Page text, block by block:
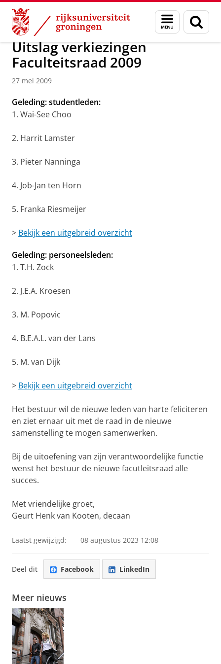
Skip
Content
Skip
Navigation
Menu
en
zoeken
Over ons Actueel Nieuws Nieuwsberichten
Uitslag verkiezingen
Faculteitsraad 2009
27 mei 2009
Geleding: studentleden:
1. Wai-See Choo
2. Harrit Lamster
3. Pieter Nanninga
4. Job-Jan ten Horn
5. Franka Riesmeijer
> Bekijk een uitgebreid overzicht
Geleding: personeelsleden:
1. T.H. Zock
2. J.E.A. Kroesen
3. M. Popovic
4. B.E.A.L. van der Lans
5. M. van Dijk
> Bekijk een uitgebreid overzicht
Het bestuur wil de nieuwe leden van harte feliciteren
en ziet ernaar uit met de raad in de nieuwe
samenstelling te mogen samenwerken.
Bij de uitoefening van zijn verantwoordelijke functie
wenst het bestuur de nieuwe facutleitsraad alle
succes.
Met vriendelijke groet,
Geurt Henk van Kooten, decaan
Laatst gewijzigd: 08 augustus 2023 12:08
Deel dit Facebook LinkedIn
Meer nieuws